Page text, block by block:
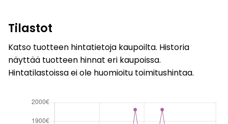
Tilastot
Katso tuotteen hintatietoja kaupoilta. Historia
näyttää tuotteen hinnat eri kaupoissa.
Hintatilastoissa ei ole huomioitu toimitushintaa.